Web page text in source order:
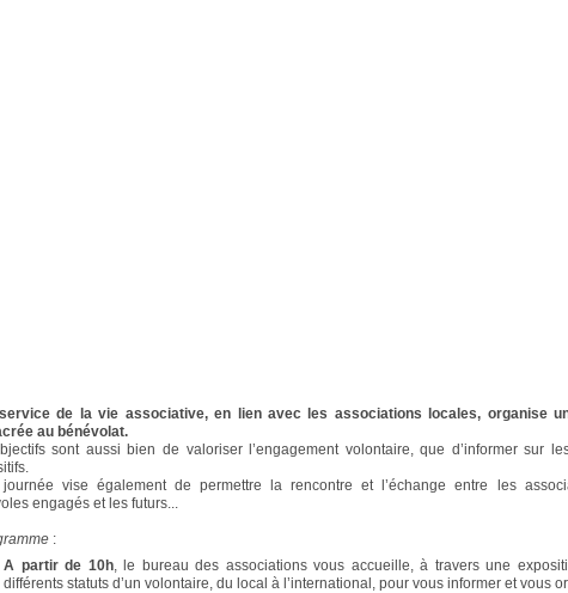
de la vie associative, en lien avec les associations locales, organise
au bénévolat.
sont aussi bien de valoriser l’engagement volontaire, que d’informer sur
journée vise également de permettre la rencontre et l’échange entre les
engagés et les futurs...
:
A partir de 10h, le bureau des associations vous accueille, à travers une
différents statuts d’un volontaire, du local à l’international, pour vous informer et vous